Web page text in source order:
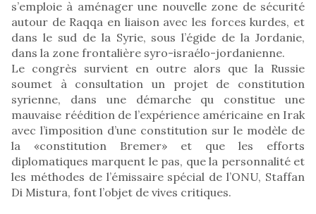
s’emploie à aménager une nouvelle zone de sécurité
autour de Raqqa en liaison avec les forces kurdes, et
dans le sud de la Syrie, sous l’égide de la Jordanie,
dans la zone frontalière syro-israélo-jordanienne.
Le congrès survient en outre alors que la Russie
soumet à consultation un projet de constitution
syrienne, dans une démarche qu constitue une
mauvaise réédition de l’expérience américaine en Irak
avec l’imposition d’une constitution sur le modèle de
la «constitution Bremer» et que les efforts
diplomatiques marquent le pas, que la personnalité et
les méthodes de l’émissaire spécial de l’ONU, Staffan
Di Mistura, font l’objet de vives critiques.